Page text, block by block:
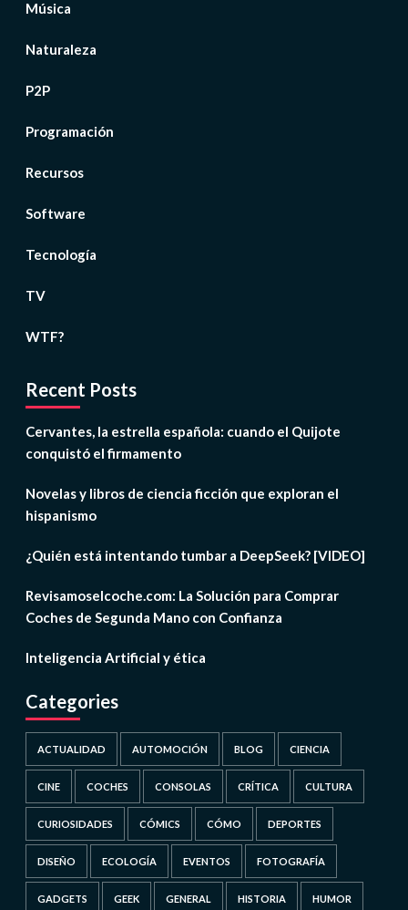
Música
Naturaleza
P2P
Programación
Recursos
Software
Tecnología
TV
WTF?
Recent Posts
Cervantes, la estrella española: cuando el Quijote
conquistó el firmamento
Novelas y libros de ciencia ficción que exploran el
hispanismo
¿Quién está intentando tumbar a DeepSeek? [VIDEO]
Revisamoselcoche.com: La Solución para Comprar
Coches de Segunda Mano con Confianza
Inteligencia Artificial y ética
Categories
ACTUALIDAD AUTOMOCIÓN BLOG CIENCIA
CINE COCHES CONSOLAS CRÍTICA CULTURA
CURIOSIDADES CÓMICS CÓMO DEPORTES
DISEÑO ECOLOGÍA EVENTOS FOTOGRAFÍA
GADGETS GEEK GENERAL HISTORIA HUMOR